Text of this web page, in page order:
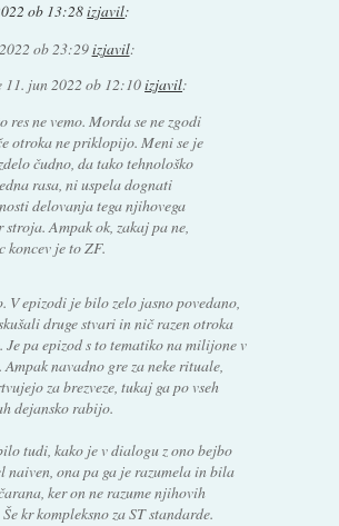
ob 13:28izjavil:
ob 23:29izjavil:
11. jun 2022 ob 12:10izjavil:
res ne vemo. Morda se ne zgodi
otroka ne priklopijo. Meni se je
čudno, da tako tehnološko
rasa, ni uspela dognati
delovanja tega njihovega
stroja. Ampak ok, zakaj pa ne,
koncev je to ZF.
V epizodi je bilo zelo jasno povedano,
druge stvari in nič razen otroka
Je pa epizod s to tematiko na milijone v
navadno gre za neke rituale,
za brezveze, tukaj ga po vseh
dejansko rabijo.
tudi, kako je v dialogu z ono bejbo
naiven, ona pa ga je razumela in bila
ker on ne razume njihovih
kr kompleksno za ST standarde.